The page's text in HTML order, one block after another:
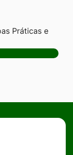
Práticas e